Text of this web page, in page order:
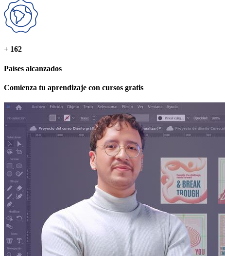
+ 162
Países alcanzados
Comienza tu aprendizaje con cursos gratis